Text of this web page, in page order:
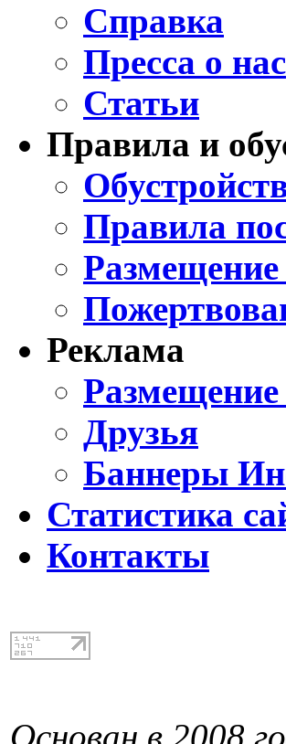
Справка
Пресса о нас
Статьи
Правила и
Правила
Реклама
Друзья
Баннеры
Статистика
Контакты